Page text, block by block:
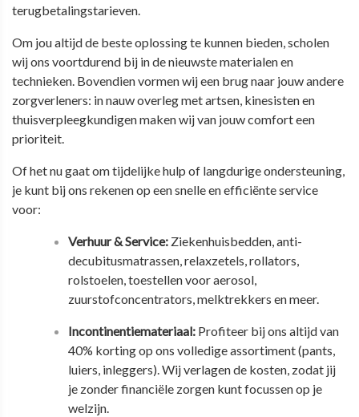
terugbetalingstarieven.
Om jou altijd de beste oplossing te kunnen bieden, scholen
wij ons voortdurend bij in de nieuwste materialen en
technieken. Bovendien vormen wij een brug naar jouw andere
zorgverleners: in nauw overleg met artsen, kinesisten en
thuisverpleegkundigen maken wij van jouw comfort een
prioriteit.
Of het nu gaat om tijdelijke hulp of langdurige ondersteuning,
je kunt bij ons rekenen op een snelle en efficiënte service
voor:
Verhuur & Service: Ziekenhuisbedden, anti-
decubitusmatrassen, relaxzetels, rollators,
rolstoelen, toestellen voor aerosol,
zuurstofconcentrators, melktrekkers en meer.
Incontinentiemateriaal: Profiteer bij ons altijd van
40% kortingop ons volledige assortiment (pants,
luiers, inleggers). Wij verlagen de kosten, zodat jij
je zonder financiële zorgen kunt focussen op je
welzijn.